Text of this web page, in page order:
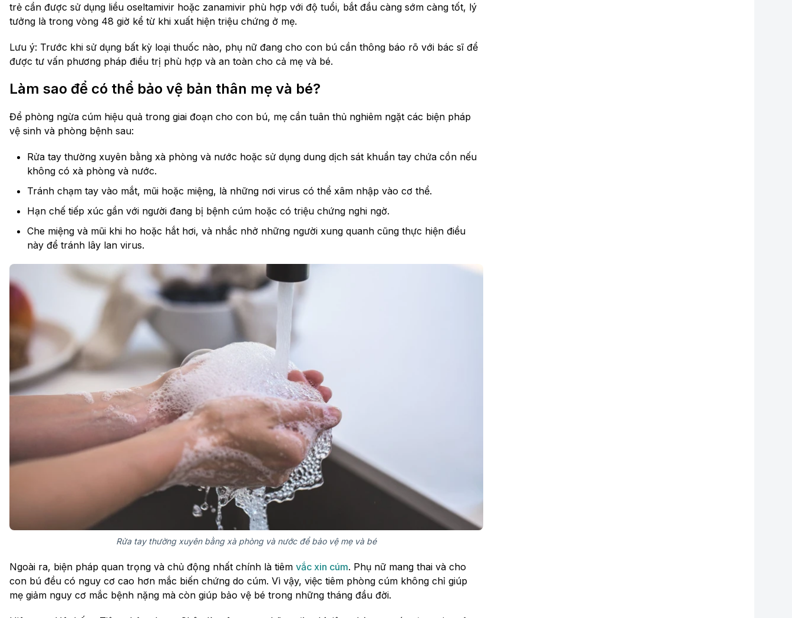
trẻ cần được sử dụng liều oseltamivir hoặc zanamivir phù hợp với độ tuổi, bắt đầu càng sớm càng tốt, lý
tưởng là trong vòng 48 giờ kể từ khi xuất hiện triệu chứng ở mẹ.
Lưu ý: Trước khi sử dụng bất kỳ loại thuốc nào, phụ nữ đang cho con bú cần thông báo rõ với bác sĩ để
được tư vấn phương pháp điều trị phù hợp và an toàn cho cả mẹ và bé.
Làm sao để có thể bảo vệ bản thân mẹ và bé?
Để phòng ngừa cúm hiệu quả trong giai đoạn cho con bú, mẹ cần tuân thủ nghiêm ngặt các biện pháp
vệ sinh và phòng bệnh sau:
Rửa tay thường xuyên bằng xà phòng và nước hoặc sử dụng dung dịch sát khuẩn tay chứa cồn nếu
không có xà phòng và nước.
Tránh chạm tay vào mắt, mũi hoặc miệng, là những nơi virus có thể xâm nhập vào cơ thể.
Hạn chế tiếp xúc gần với người đang bị bệnh cúm hoặc có triệu chứng nghi ngờ.
Che miệng và mũi khi ho hoặc hắt hơi, và nhắc nhở những người xung quanh cũng thực hiện điều
này để tránh lây lan virus.
Rửa tay thường xuyên bằng xà phòng và nước để bảo vệ mẹ và bé
Ngoài ra, biện pháp quan trọng và chủ động nhất chính là tiêm vắc xin cúm. Phụ nữ mang thai và cho
con bú đều có nguy cơ cao hơn mắc biến chứng do cúm. Vì vậy, việc tiêm phòng cúm không chỉ giúp
mẹ giảm nguy cơ mắc bệnh nặng mà còn giúp bảo vệ bé trong những tháng đầu đời.